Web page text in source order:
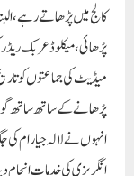
کالج میں پڑھاتے رہے ،
پڑھائی ، میکلوڈ عربک
میڈیٹ کی جماعتوں کو
انہوں نے لالہ جیا رام
انگریزی کی خدمات انجام